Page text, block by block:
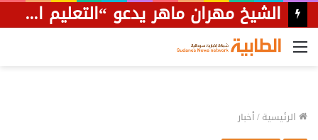
الشيخ مهران ماهر يدعو “التعليم العالي” للتدخل لوقف عبث الجامعة الوطنية بشأن النقاب
القائمة
الرئيسية/أخبار